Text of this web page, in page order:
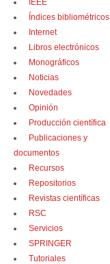
IEEE
Índices bibliométricos
Internet
Libros electrónicos
Monográficos
Noticias
Novedades
Opinión
Producción científica
Publicaciones y
documentos
Recursos
Repositorios
Revistas científicas
RSC
Servicios
SPRINGER
Tutoriales